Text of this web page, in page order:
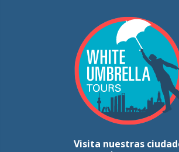
Visita nuestras